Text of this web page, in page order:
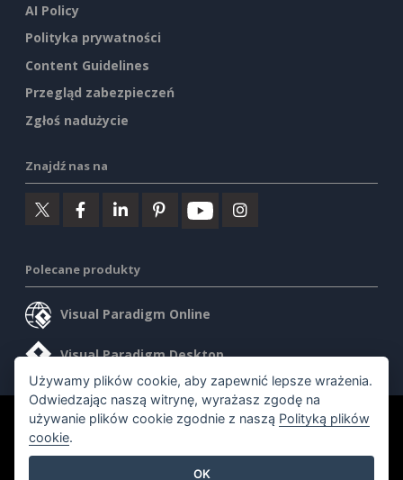
AI Policy
Polityka prywatności
Content Guidelines
Przegląd zabezpieczeń
Zgłoś nadużycie
Znajdź nas na
Polecane produkty
Visual Paradigm Online
Visual Paradigm Desktop
©2026 by Visual Paradigm. Wszelkie prawa zastrzeżone.
Używamy plików cookie, aby zapewnić lepsze wrażenia.
Odwiedzając naszą witrynę, wyrażasz zgodę na
używanie plików cookie zgodnie z naszą Polityką plików
cookie.
OK